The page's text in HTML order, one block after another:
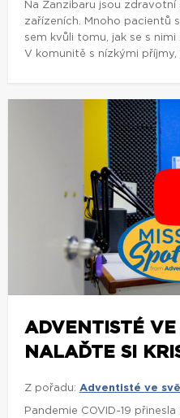
Na Zanzibaru jsou
zařízeních. Mnoho pacientů
sem kvůli tomu, jak se s nimi
V komunitě s nízkými příjmy,
ADVENTISTÉ VE
NALAĎTE SI
Z pořadu: Adventisté ve
Pandemie COVID-19